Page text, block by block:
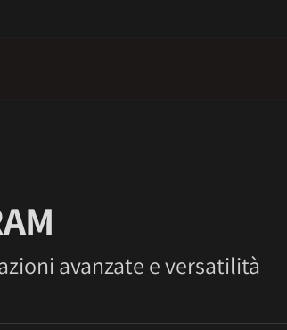
avanzate e versatilità